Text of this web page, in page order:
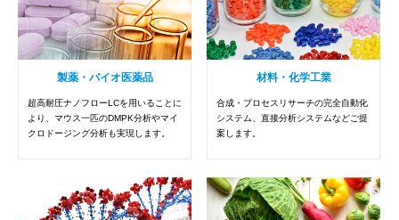
製薬・バイオ医薬品
超高耐圧ナノフローLCを用いることに
より、マウス一匹のDMPK分析やマイ
クロドージング分析も実現します。
材料・化学工業
合成・プロセスリサーチの完全自動化
システム、直接分析システムなどご提
案します。